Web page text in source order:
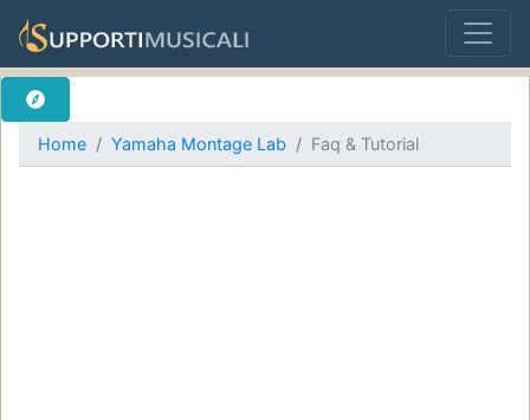
Home Yamaha Montage Lab Faq & Tutorial